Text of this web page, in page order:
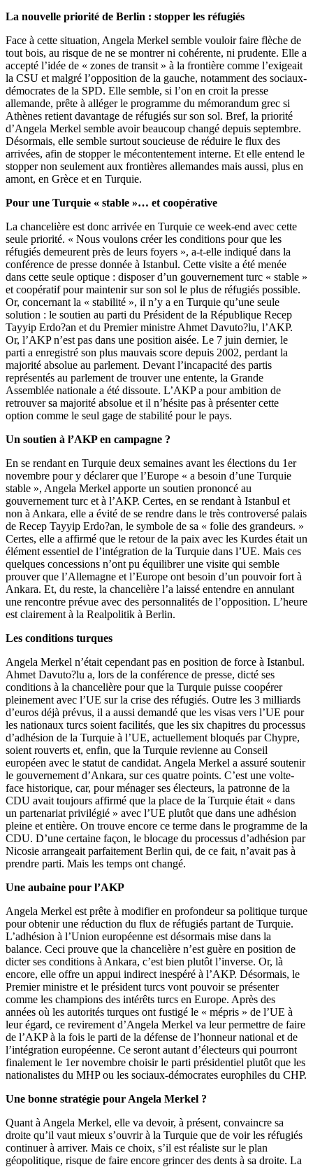
La nouvelle priorité de Berlin : stopper les réfugiés
Face à cette situation, Angela Merkel semble vouloir faire flèche de
tout bois, au risque de ne se montrer ni cohérente, ni prudente. Elle a
accepté l’idée de « zones de transit » à la frontière comme l’exigeait
la CSU et malgré l’opposition de la gauche, notamment des sociaux-
démocrates de la SPD. Elle semble, si l’on en croit la presse
allemande, prête à alléger le programme du mémorandum grec si
Athènes retient davantage de réfugiés sur son sol. Bref, la priorité
d’Angela Merkel semble avoir beaucoup changé depuis septembre.
Désormais, elle semble surtout soucieuse de réduire le flux des
arrivées, afin de stopper le mécontentement interne. Et elle entend le
stopper non seulement aux frontières allemandes mais aussi, plus en
amont, en Grèce et en Turquie.
Pour une Turquie « stable »… et coopérative
La chancelière est donc arrivée en Turquie ce week-end avec cette
seule priorité. « Nous voulons créer les conditions pour que les
réfugiés demeurent près de leurs foyers », a-t-elle indiqué dans la
conférence de presse donnée à Istanbul. Cette visite a été menée
dans cette seule optique : disposer d’un gouvernement turc « stable »
et coopératif pour maintenir sur son sol le plus de réfugiés possible.
Or, concernant la « stabilité », il n’y a en Turquie qu’une seule
solution : le soutien au parti du Président de la République Recep
Tayyip Erdo?an et du Premier ministre Ahmet Davuto?lu, l’AKP.
Or, l’AKP n’est pas dans une position aisée. Le 7 juin dernier, le
parti a enregistré son plus mauvais score depuis 2002, perdant la
majorité absolue au parlement. Devant l’incapacité des partis
représentés au parlement de trouver une entente, la Grande
Assemblée nationale a été dissoute. L’AKP a pour ambition de
retrouver sa majorité absolue et il n’hésite pas à présenter cette
option comme le seul gage de stabilité pour le pays.
Un soutien à l’AKP en campagne ?
En se rendant en Turquie deux semaines avant les élections du 1er
novembre pour y déclarer que l’Europe « a besoin d’une Turquie
stable », Angela Merkel apporte un soutien prononcé au
gouvernement turc et à l’AKP. Certes, en se rendant à Istanbul et
non à Ankara, elle a évité de se rendre dans le très controversé palais
de Recep Tayyip Erdo?an, le symbole de sa « folie des grandeurs. »
Certes, elle a affirmé que le retour de la paix avec les Kurdes était un
élément essentiel de l’intégration de la Turquie dans l’UE. Mais ces
quelques concessions n’ont pu équilibrer une visite qui semble
prouver que l’Allemagne et l’Europe ont besoin d’un pouvoir fort à
Ankara. Et, du reste, la chancelière l’a laissé entendre en annulant
une rencontre prévue avec des personnalités de l’opposition. L’heure
est clairement à la Realpolitik à Berlin.
Les conditions turques
Angela Merkel n’était cependant pas en position de force à Istanbul.
Ahmet Davuto?lu a, lors de la conférence de presse, dicté ses
conditions à la chancelière pour que la Turquie puisse coopérer
pleinement avec l’UE sur la crise des réfugiés. Outre les 3 milliards
d’euros déjà prévus, il a aussi demandé que les visas vers l’UE pour
les nationaux turcs soient facilités, que les six chapitres du processus
d’adhésion de la Turquie à l’UE, actuellement bloqués par Chypre,
soient rouverts et, enfin, que la Turquie revienne au Conseil
européen avec le statut de candidat. Angela Merkel a assuré soutenir
le gouvernement d’Ankara, sur ces quatre points. C’est une volte-
face historique, car, pour ménager ses électeurs, la patronne de la
CDU avait toujours affirmé que la place de la Turquie était « dans
un partenariat privilégié » avec l’UE plutôt que dans une adhésion
pleine et entière. On trouve encore ce terme dans le programme de la
CDU. D’une certaine façon, le blocage du processus d’adhésion par
Nicosie arrangeait parfaitement Berlin qui, de ce fait, n’avait pas à
prendre parti. Mais les temps ont changé.
Une aubaine pour l’AKP
Angela Merkel est prête à modifier en profondeur sa politique turque
pour obtenir une réduction du flux de réfugiés partant de Turquie.
L’adhésion à l’Union européenne est désormais mise dans la
balance. Ceci prouve que la chancelière n’est guère en position de
dicter ses conditions à Ankara, c’est bien plutôt l’inverse. Or, là
encore, elle offre un appui indirect inespéré à l’AKP. Désormais, le
Premier ministre et le président turcs vont pouvoir se présenter
comme les champions des intérêts turcs en Europe. Après des
années où les autorités turques ont fustigé le « mépris » de l’UE à
leur égard, ce revirement d’Angela Merkel va leur permettre de faire
de l’AKP à la fois le parti de la défense de l’honneur national et de
l’intégration européenne. Ce seront autant d’électeurs qui pourront
finalement le 1er novembre choisir le parti présidentiel plutôt que les
nationalistes du MHP ou les sociaux-démocrates europhiles du CHP.
Une bonne stratégie pour Angela Merkel ?
Quant à Angela Merkel, elle va devoir, à présent, convaincre sa
droite qu’il vaut mieux s’ouvrir à la Turquie que de voir les réfugiés
continuer à arriver. Mais ce choix, s’il est réaliste sur le plan
géopolitique, risque de faire encore grincer des dents à sa droite. La